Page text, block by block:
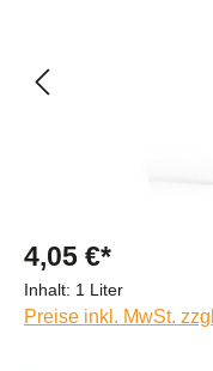
4,05 €*
Inhalt: 1 Liter
Preise inkl. MwSt.